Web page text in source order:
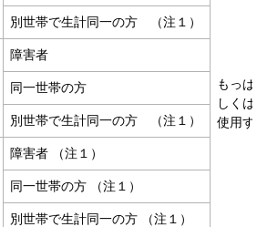
もっ
しく
使用
別世帯で生計同一の方 （注１）
障害者
同一世帯の方
別世帯で生計同一の方 （注１）
障害者 （注１）
同一世帯の方 （注１）
別世帯で生計同一の方 （注１）